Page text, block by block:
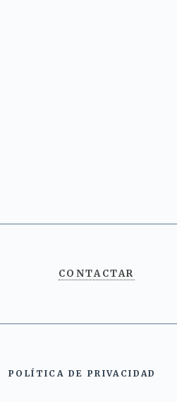
CONTACTAR
POLÍTICA DE PRIVACIDAD